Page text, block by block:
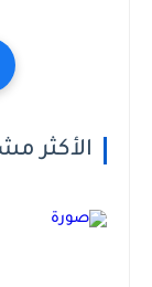
الأكثر